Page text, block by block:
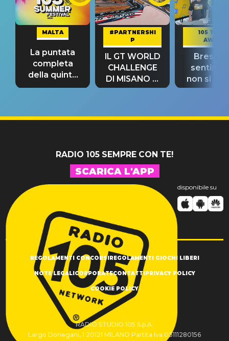
MALTA
La puntata
completa
della quinta
tappa
#PARTNERSHI
P
IL GT WORLD
CHALLENGE
DI MISANO si
riconferma
105 TAKE
AWAY
Bresh:
non si
fino alla
RADIO 105 SEMPRE CON TE!
SCARICA L'APP
disponibile su
REGOLAMENTI CONCORSI REGOLAMENTI GIOCHI LIBERI
NOTE LEGALI CORPORATECONTATTI PRIVACY POLICY
COOKIE POLICY
RADIO STUDIO 105 S.p.A.
Largo Donegani, 1 20121 MILANO Partita Iva 03111280156